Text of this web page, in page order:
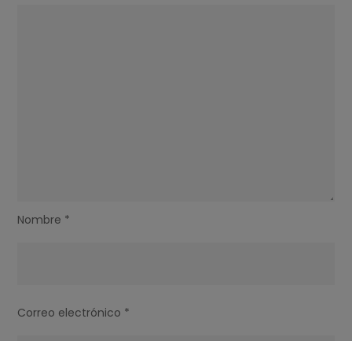
Nombre *
Correo electrónico *